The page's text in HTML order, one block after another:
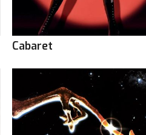
Cabaret